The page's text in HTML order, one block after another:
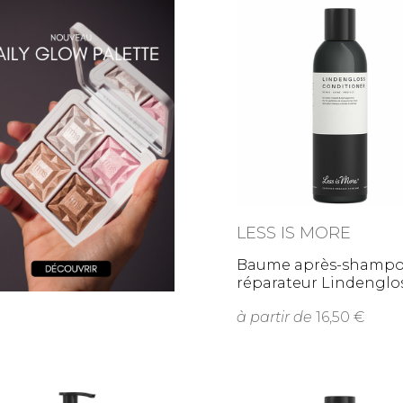
LESS IS MORE
Baume après-
réparateur
à partir de 16,50